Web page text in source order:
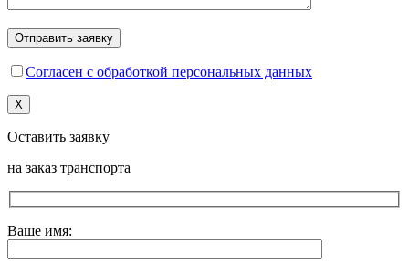
Согласен с обработкой персональных данных
X
Оставить заявку
на заказ транспорта
Ваше имя: